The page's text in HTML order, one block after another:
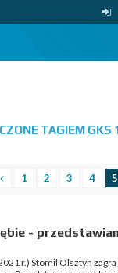
TAGIEM GKS
1 2 3 4 5
-
r.) Stomil Olsztyn